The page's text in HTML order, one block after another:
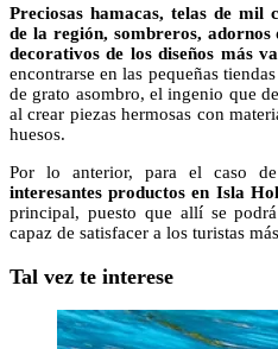
Preciosas hamacas, telas de mil
de la región, sombreros,
decorativos de los diseños más
encontrarse en las pequeñas
de grato asombro, el ingenio que
al crear piezas hermosas con
huesos.
Por lo anterior, para el caso de
interesantes productos en Isla
principal, puesto que allí se
capaz de satisfacer a los turistas
Tal vez te interese